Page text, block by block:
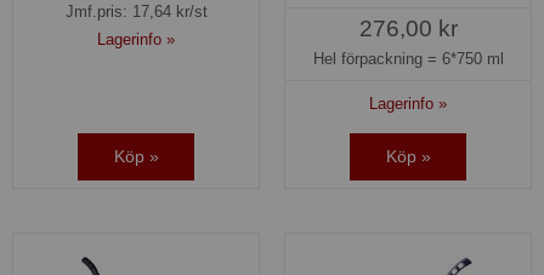
Jmf.pris: 17,64kr/st
Lagerinfo »
Köp »
276,00 kr
Hel förpackning = 6*750 ml
Lagerinfo »
Köp »